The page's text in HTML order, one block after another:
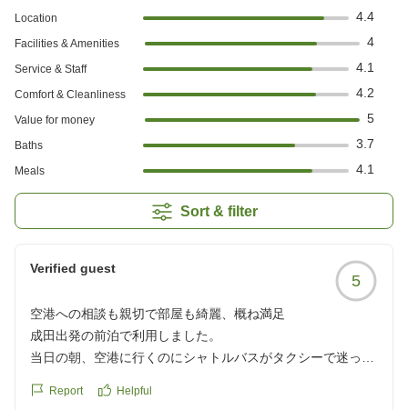
Location 4.4
Facilities & Amenities 4
Service & Staff 4.1
Comfort & Cleanliness 4.2
Value for money 5
Baths 3.7
Meals 4.1
Sort & filter
Verified guest
5
空港への相談も親切で部屋も綺麗、概ね満足
成田出発の前泊で利用しました。
当日の朝、空港に行くのにシャトルバスがタクシーで迷って
ーを予約してもらったのですが、それが正解でした。朝早か
Report Helpful